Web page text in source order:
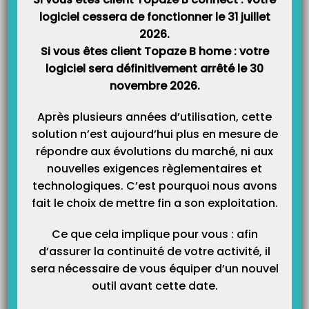
Catégories
logiciel cessera de fonctionner le 31 juillet
2026.
Si vous êtes client Topaze B home : votre
logiciel sera définitivement arrêté le 30
novembre 2026.
Après plusieurs années d’utilisation, cette
solution n’est aujourd’hui plus en mesure de
répondre aux évolutions du marché, ni aux
nouvelles exigences règlementaires et
technologiques. C’est pourquoi nous avons
fait le choix de mettre fin a son exploitation.
Ce que cela implique pour vous : afin
d’assurer la continuité de votre activité, il
sera nécessaire de vous équiper d’un nouvel
outil avant cette date.